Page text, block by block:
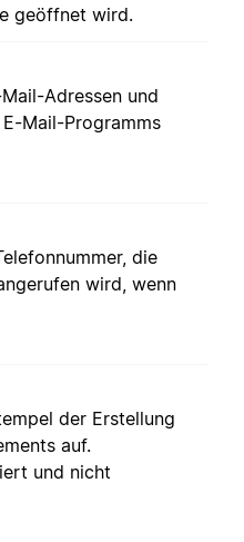
geöffnet wird.
Adressen und
Mail-Programms
die
wird, wenn
der Erstellung
auf.
und nicht